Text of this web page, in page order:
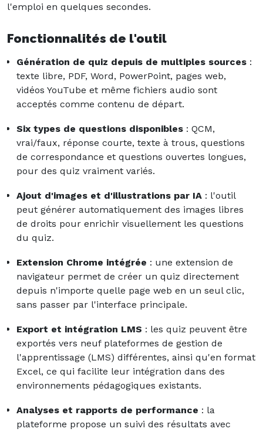
l'emploi en quelques secondes.
Fonctionnalités de l'outil
Génération de quiz depuis de multiples sources :
texte libre, PDF, Word, PowerPoint, pages web,
vidéos YouTube et même fichiers audio sont
acceptés comme contenu de départ.
Six types de questions disponibles : QCM,
vrai/faux, réponse courte, texte à trous, questions
de correspondance et questions ouvertes longues,
pour des quiz vraiment variés.
Ajout d'images et d'illustrations par IA : l'outil
peut générer automatiquement des images libres
de droits pour enrichir visuellement les questions
du quiz.
Extension Chrome intégrée : une extension de
navigateur permet de créer un quiz directement
depuis n'importe quelle page web en un seul clic,
sans passer par l'interface principale.
Export et intégration LMS : les quiz peuvent être
exportés vers neuf plateformes de gestion de
l'apprentissage (LMS) différentes, ainsi qu'en format
Excel, ce qui facilite leur intégration dans des
environnements pédagogiques existants.
Analyses et rapports de performance : la
plateforme propose un suivi des résultats avec